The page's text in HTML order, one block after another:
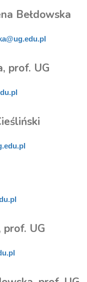
Bełdowska
prof. UG
prof. UG